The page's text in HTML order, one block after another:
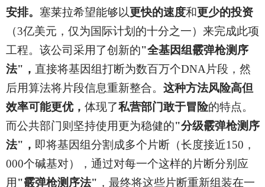
安排。 塞莱拉希望能够以更快的速度和更少的投资
（3亿美元，仅为国际计划的十分之一）来完成此项
工程。该公司采用了创新的"全基因组霰弹枪测序
法"， 直接将基因组打断为数百万个DNA片段，然
后用算法将片段信息重新整合。 这种方法风险高但
效率可能更优， 体现了私营部门敢于冒险的特点。
而公共部门则坚持使用更为稳健的"分级霰弹枪测序
法"， 即将基因组分割成多个片断（长度接近150，
000个碱基对），通过对每一个这样的片断分别应
用 "霰弹枪测序法" ，最终将这些片断重新组装在一